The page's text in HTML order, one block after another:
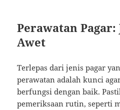
Perawatan Pagar:
Awet
Terlepas dari jenis pagar
perawatan adalah kunci
berfungsi dengan baik.
pemeriksaan rutin, seperti